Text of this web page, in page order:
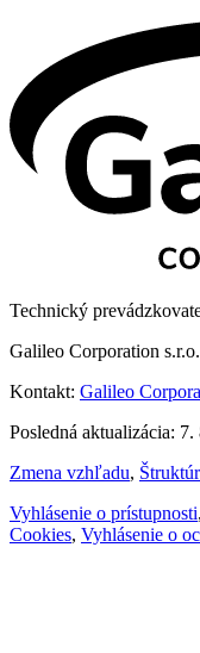
Technický
Galileo Corporation
Kontakt: Galileo
Posledná aktualizácia: 7.
Zmena vzhľadu,
Vyhlásenie o prístupnosti,
Cookies, Vyhlásenie o